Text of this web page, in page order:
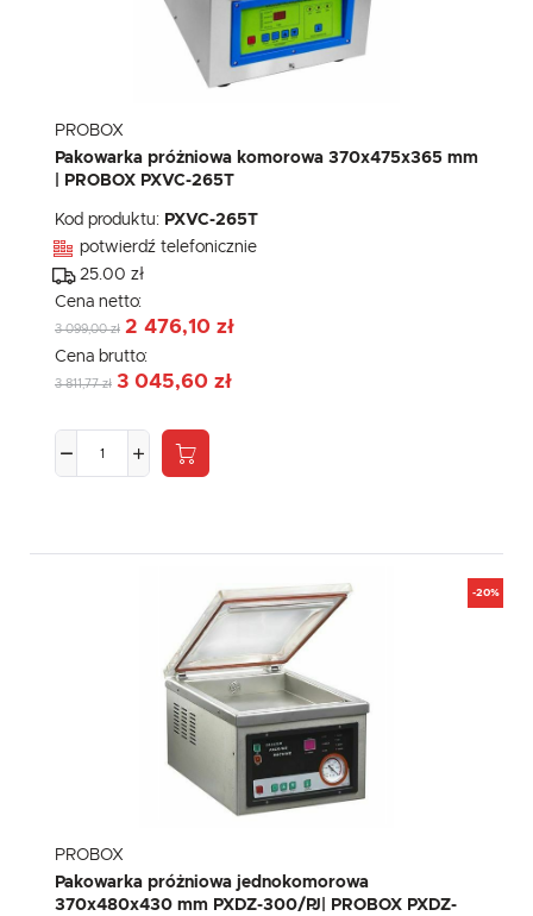
PROBOX
Pakowarka próżniowa komorowa 370x475x365 mm
| PROBOX PXVC-265T
Kod produktu: PXVC-265T
potwierdź telefonicznie
25.00 zł
Cena netto:
3 099,00 zł 2 476,10 zł
Cena brutto:
3 811,77 zł 3 045,60 zł
-20%
PROBOX
Pakowarka próżniowa jednokomorowa
370x480x430 mm PXDZ-300/PJ| PROBOX PXDZ-